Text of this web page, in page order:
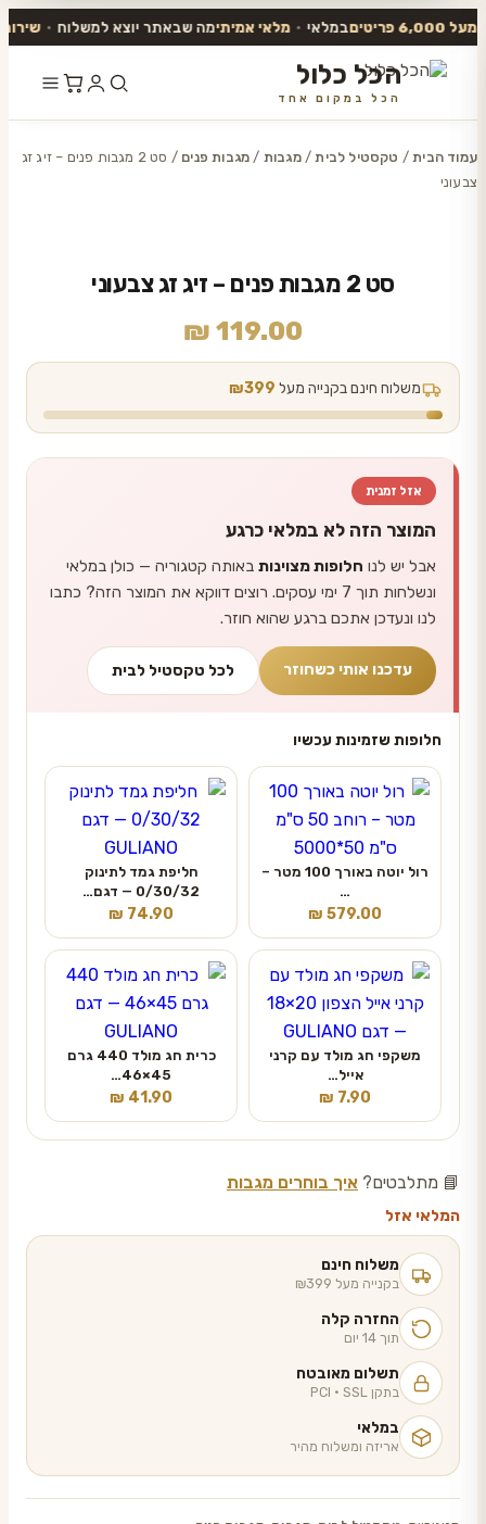
פריטים במלאי • מלאי אמיתימה שבאתר יוצא למשלוח • שירות
הכל כלול
הכל במקום אחד
לתוכן
עמוד הבית/ טקסטיל לבית/מגבות / מגבות פנים
/ סט 2 מגבות פנים – זיג זג
צבעוני
סט 2 מגבות פנים – זיג זג צבעוני
₪ 119.00
משלוח חינם בקנייה מעל ₪399
אזל זמנית
המוצר הזה לא במלאי כרגע
אבל יש לנו חלופות מצוינות באותה קטגוריה — כולן במלאי
ונשלחות תוך 7 ימי עסקים. רוצים דווקא את המוצר הזה? כתבו
לנו ונעדכן אתכם ברגע שהוא חוזר.
עדכנו אותי כשחוזר לכל טקסטיל לבית
חלופות שזמינות עכשיו
רול יוטה באורך 100 מטר –
…
₪ 579.00
חליפת גמד לתינוק
0/30/32 — דגם…
₪ 74.90
משקפי חג מולד עם קרני
אייל…
₪ 7.90
כרית חג מולד 440 גרם
45×46…
₪ 41.90
📘 מתלבטים? איך בוחרים מגבות
המלאי אזל
משלוח חינם
בקנייה מעל ₪399
החזרה קלה
תוך 14 יום
תשלום מאובטח
בתקן PCI · SSL
במלאי
אריזה ומשלוח מהיר